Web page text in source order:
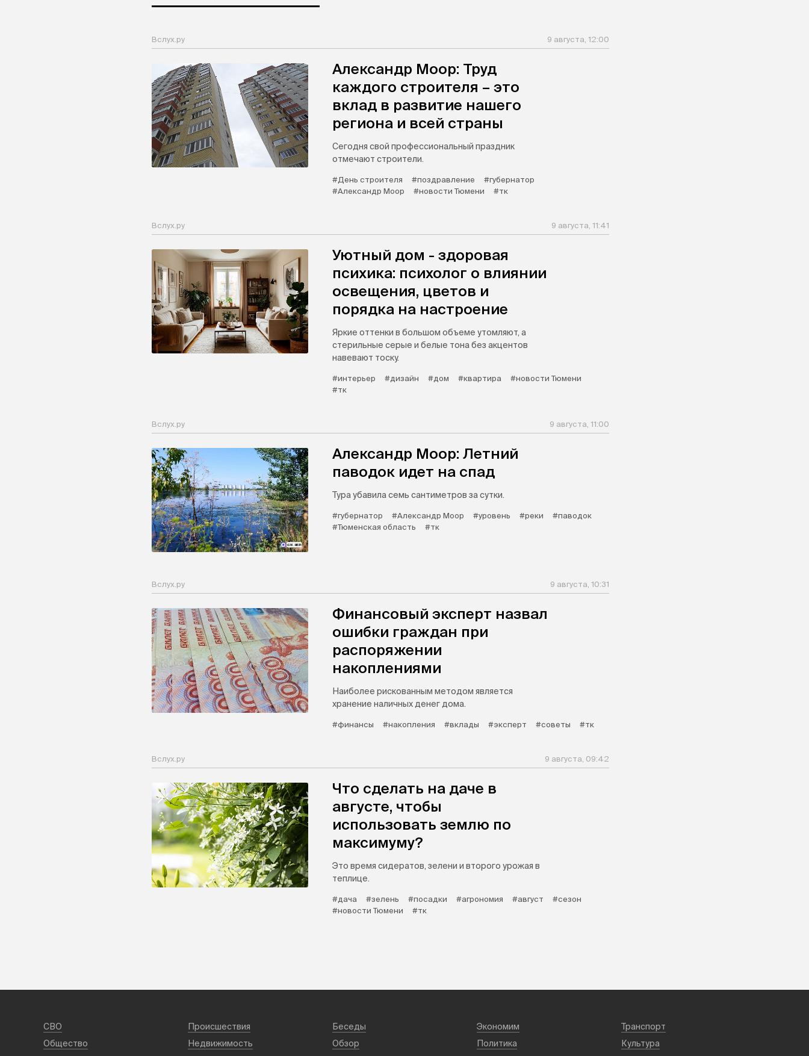
Вслух.ру 9 августа, 12:00
Александр Моор: Труд
каждого строителя – это
вклад в развитие нашего
региона и всей страны
Сегодня свой профессиональный праздник
отмечают строители.
#День строителя #поздравление
#губернатор
#Александр Моор
#новости Тюмени #тк
Вслух.ру 9 августа, 11:41
Уютный дом - здоровая
психика: психолог о влиянии
освещения, цветов и
порядка на настроение
Яркие оттенки в большом объеме утомляют, а
стерильные серые и белые тона без акцентов
навевают тоску.
#интерьер #дизайн #дом #квартира
#новости Тюмени
#тк
Вслух.ру 9 августа, 11:00
Александр Моор: Летний
паводок идет на спад
Тура убавила семь сантиметров за сутки.
#губернатор #Александр Моор #уровень #реки
#паводок
#Тюменская область
#тк
Вслух.ру 9 августа, 10:31
Финансовый эксперт назвал
ошибки граждан при
распоряжении
накоплениями
Наиболее рискованным методом является
хранение наличных денег дома.
#финансы #накопления #вклады #эксперт #советы #тк
Вслух.ру 9 августа, 09:42
Что сделать на даче в
августе, чтобы
использовать землю по
максимуму?
Это время сидератов, зелени и второго урожая в
теплице.
#дача #зелень #посадки #агрономия #август
#сезон
#новости Тюмени
#тк
СВО Происшествия Беседы Экономим
Транспорт
Общество
Недвижимость Обзор Политика
Культура